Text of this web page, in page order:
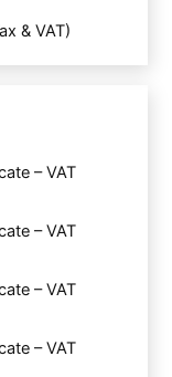
& VAT)
– VAT
– VAT
– VAT
– VAT